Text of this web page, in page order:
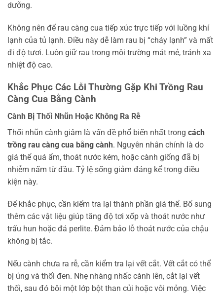
dưỡng.
Không nên để rau càng cua tiếp xúc trực tiếp với luồng khí
lạnh của tủ lạnh. Điều này dễ làm rau bị “cháy lạnh” và mất
đi độ tươi. Luôn giữ rau trong môi trường mát mẻ, tránh xa
nhiệt độ cao.
Khắc Phục Các Lỗi Thường Gặp Khi Trồng Rau
Càng Cua Bằng Cành
Cành Bị Thối Nhũn Hoặc Không Ra Rễ
Thối nhũn cành giâm là vấn đề phổ biến nhất trong cách
trồng rau càng cua bằng cành. Nguyên nhân chính là do
giá thể quá ẩm, thoát nước kém, hoặc cành giống đã bị
nhiễm nấm từ đầu. Tỷ lệ sống giảm đáng kể trong điều
kiện này.
Để khắc phục, cần kiểm tra lại thành phần giá thể. Bổ sung
thêm các vật liệu giúp tăng độ tơi xốp và thoát nước như
trấu hun hoặc đá perlite. Đảm bảo lỗ thoát nước của chậu
không bị tắc.
Nếu cành chưa ra rễ, cần kiểm tra lại vết cắt. Vết cắt có thể
bị úng và thối đen. Nhẹ nhàng nhấc cành lên, cắt lại vết
thối, sau đó bôi một lớp bột than củi hoặc vôi mỏng. Việc